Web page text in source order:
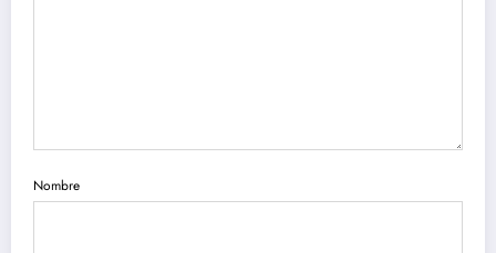
Nombre